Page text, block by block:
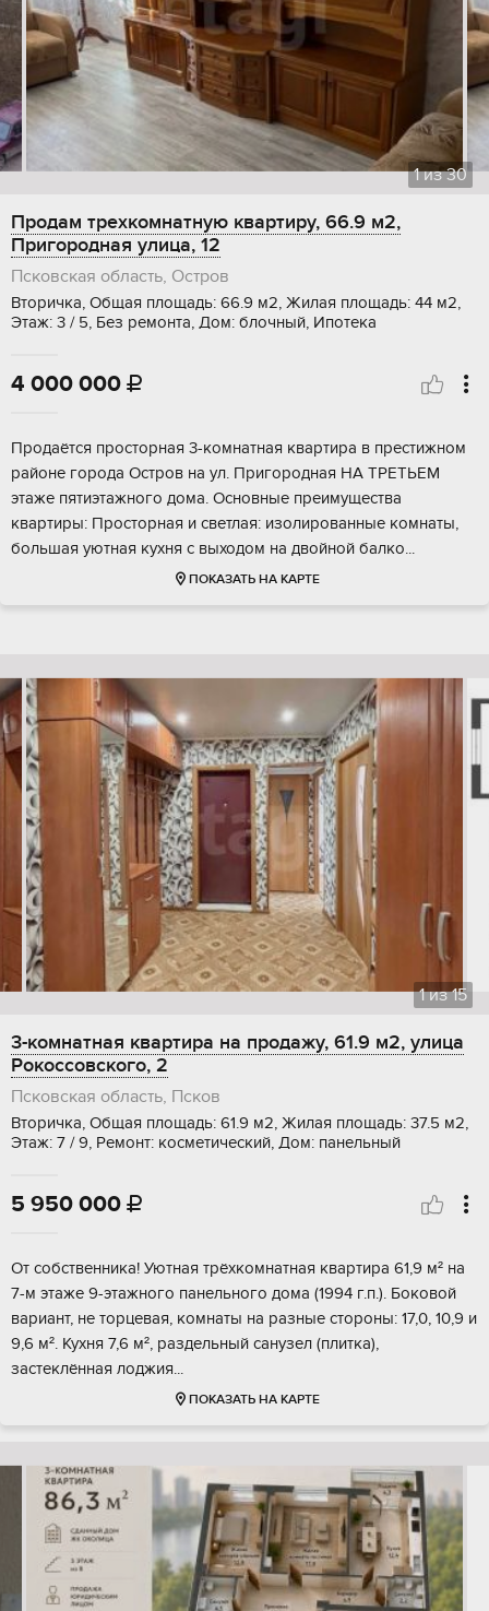
1из30
Продам трехкомнатную квартиру, 66.9 м2,
Пригородная улица, 12
Псковская область, Остров
Вторичка, Общая площадь: 66.9 м2, Жилая площадь: 44 м2,
Этаж: 3 / 5, Без ремонта, Дом: блочный, Ипотека
4 000 000 
Продаётся просторная 3-комнатная квартира в престижном
районе города Остров на ул. Пригородная НА ТРЕТЬЕМ
этаже пятиэтажного дома. Основные преимущества
квартиры: Просторная и светлая: изолированные комнаты,
большая уютная кухня с выходом на двойной балко...
ПОКАЗАТЬ НА КАРТЕ
1из15
3-комнатная квартира на продажу, 61.9 м2, улица
Рокоссовского, 2
Псковская область, Псков
Вторичка, Общая площадь: 61.9 м2, Жилая площадь: 37.5 м2,
Этаж: 7 / 9, Ремонт: косметический, Дом: панельный
5 950 000 
От собственника! Уютная трёхкомнатная квартира 61,9 м² на
7-м этаже 9-этажного панельного дома (1994 г.п.). Боковой
вариант, не торцевая, комнаты на разные стороны: 17,0, 10,9 и
9,6 м². Кухня 7,6 м², раздельный санузел (плитка),
застеклённая лоджия...
ПОКАЗАТЬ НА КАРТЕ